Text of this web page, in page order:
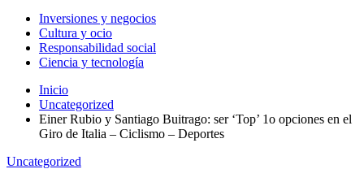
Inversiones y negocios
Cultura y ocio
Responsabilidad social
Ciencia y tecnología
Inicio
Uncategorized
Einer Rubio y Santiago Buitrago: ser ‘Top’ 1o opciones en el
Giro de Italia – Ciclismo – Deportes
Uncategorized